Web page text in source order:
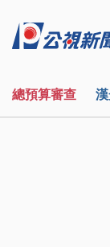
總預算審查